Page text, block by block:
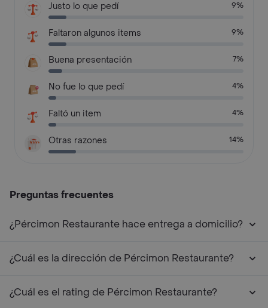
Justo lo que pedí 9%
Faltaron algunos items 9%
Buena presentación 7%
No fue lo que pedí 4%
Faltó un item 4%
Otras razones 14%
Preguntas frecuentes
¿Pércimon Restaurante hace entrega a domicilio?
¿Cuál es la dirección de Pércimon Restaurante?
¿Cuál es el rating de Pércimon Restaurante?